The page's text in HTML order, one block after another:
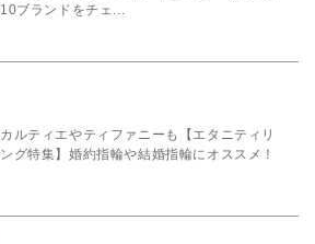
10ブランドをチェ...
カルティエやティファニーも【エタニティリ
ング特集】婚約指輪や結婚指輪にオススメ！